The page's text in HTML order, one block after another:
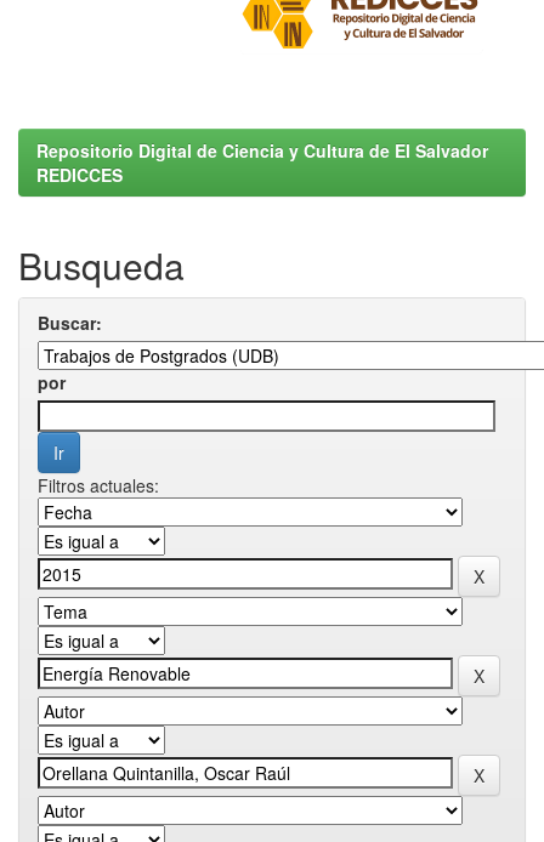
Repositorio Digital de Ciencia y Cultura de El Salvador
REDICCES
Busqueda
Buscar:
por
Filtros actuales: